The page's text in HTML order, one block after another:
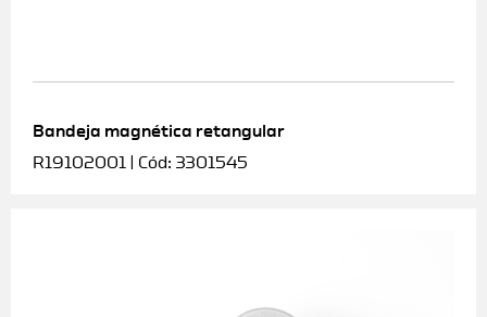
Bandeja magnética retangular
R19102001 | Cód: 3301545